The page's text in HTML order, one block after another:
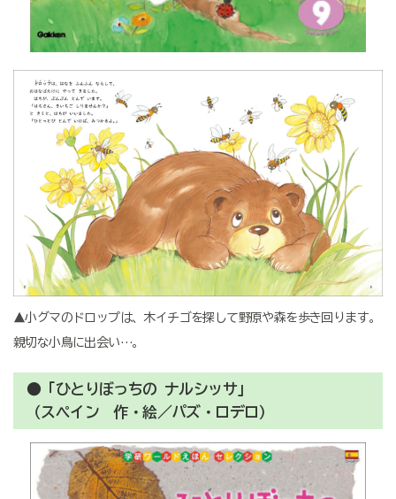
▲小グマのドロップは、木イチゴを探して野原や森を歩き回ります。
親切な小鳥に出会い…。
●「ひとりぼっちの ナルシッサ」
（スペイン 作・絵／パズ・ロデロ）